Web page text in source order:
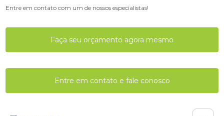
Entre em contato com um de nossos especialistas!
Faça seu orçamento agora mesmo
Entre em contato e fale conosco